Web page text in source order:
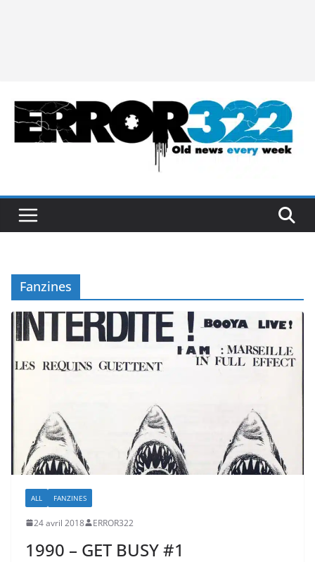
Fanzines
ALL FANZINES
24 avril 2018 ERROR322
1990 – GET BUSY #1